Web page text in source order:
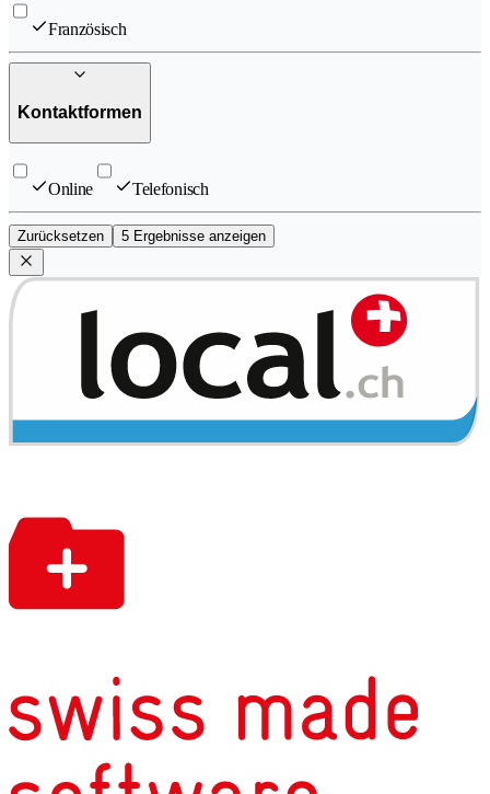
Französisch
Kontaktformen
Online Telefonisch
Zurücksetzen 5 Ergebnisse anzeigen